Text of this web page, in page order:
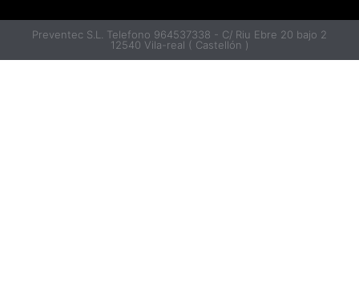
Preventec S.L. Telefono 964537338 - C/ Riu Ebre 20 bajo 2
12540 Vila-real ( Castellón )